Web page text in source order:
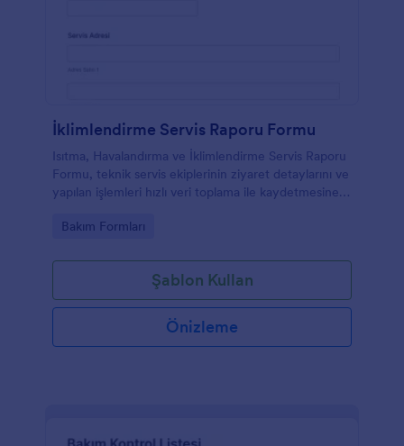
İklimlendirme Servis Raporu Formu
Isıtma, Havalandırma ve İklimlendirme Servis Raporu
Formu, teknik servis ekiplerinin ziyaret detaylarını ve
yapılan işlemleri hızlı veri toplama ile kaydetmesine
Go to Category:
Bakım Formları
Şablon Kullan
Önizleme